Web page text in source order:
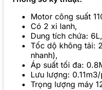
Motor công suất
Có 2 xi lanh,
Dung tích chứa: 6L,
Tốc dộ không tải:
nhanh),
Áp suất tối đa:
Lưu lượng:
Trọng lượng máy